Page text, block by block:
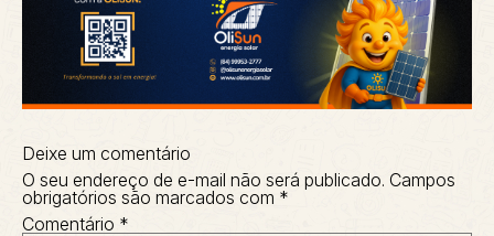
Deixe um comentário
O seu endereço de e-mail não será publicado. Campos
obrigatórios são marcados com *
Comentário *